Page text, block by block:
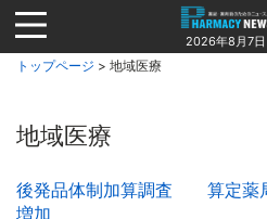
Jump
to
navigation
2026年8月7日
トップページ > 地域医療
地域医療
後発品体制加算調査 算定薬
増加